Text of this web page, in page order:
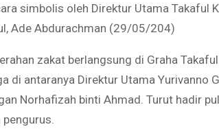
simbolis oleh Direktur Utama Takaful
Ade Abdurachman (29/05/204)
zakat berlangsung di Graha
di antaranya Direktur Utama Yurivanno
Norhafizah binti Ahmad. Turut hadir